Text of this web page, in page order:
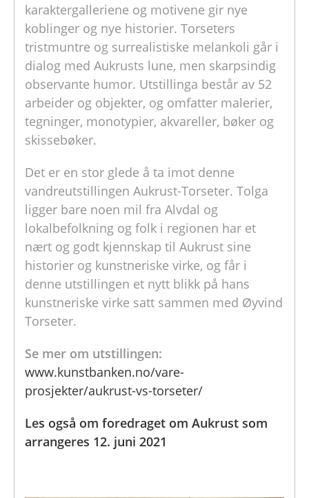
karaktergalleriene og motivene gir nye
koblinger og nye historier. Torseters
tristmuntre og surrealistiske melankoli går i
dialog med Aukrusts lune, men skarpsindig
observante humor. Utstillinga består av 52
arbeider og objekter, og omfatter malerier,
tegninger, monotypier, akvareller, bøker og
skissebøker.
Det er en stor glede å ta imot denne
vandreutstillingen Aukrust-Torseter. Tolga
ligger bare noen mil fra Alvdal og
lokalbefolkning og folk i regionen har et
nært og godt kjennskap til Aukrust sine
historier og kunstneriske virke, og får i
denne utstillingen et nytt blikk på hans
kunstneriske virke satt sammen med Øyvind
Torseter.
Se mer om utstillingen:
www.kunstbanken.no/vare-
prosjekter/aukrust-vs-torseter/
Les også om foredraget om Aukrust som
arrangeres 12. juni 2021